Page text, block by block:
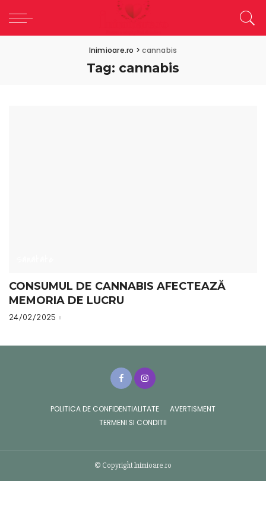
Inimioare.ro >cannabis
Tag: cannabis
CONSUMUL DE CANNABIS AFECTEAZĂ
MEMORIA DE LUCRU
24/02/2025
POLITICA DE CONFIDENTIALITATE
AVERTISMENT
TERMENI SI CONDITII
© Copyright Inimioare.ro